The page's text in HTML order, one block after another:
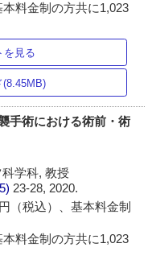
料金制の方共に1,023
を見る
(8.45MB)
手術における術前・術
学科, 教授
23-28, 2020.
（税込）、基本料金制
料金制の方共に1,023